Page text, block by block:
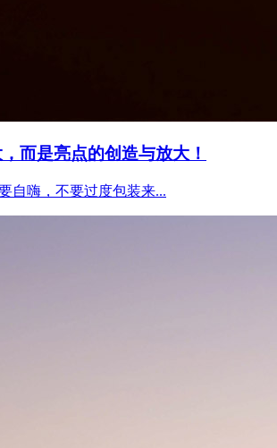
而是亮点的创造与放大！
自嗨，不要过度包装来...